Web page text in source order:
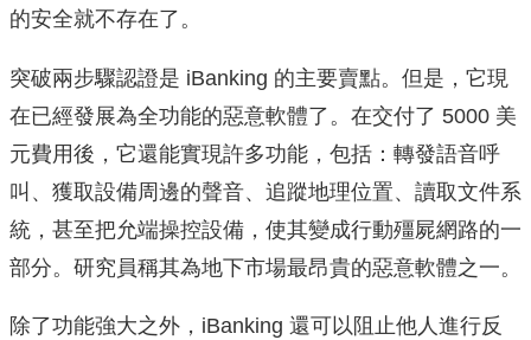
的安全就不存在了。
突破兩步驟認證是 iBanking 的主要賣點。 但是，它現
在已經發展為全功能的惡意軟體了。 在交付了 5000 美
元費用後，它還能實現許多功能，包括：轉發語音呼
叫、獲取設備周邊的聲音、追蹤地理位置、讀取文件系
統，甚至把允端操控設備，使其變成行動殭屍網路的一
部分。 研究員稱其為地下市場最昂貴的惡意軟體之一。
除了功能強大之外，iBanking 還可以阻止他人進行反